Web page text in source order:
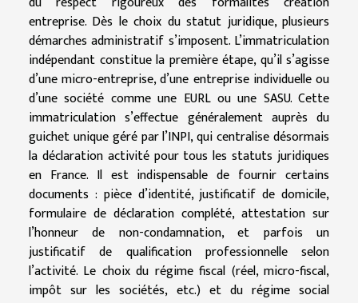
entreprise. Dès le choix du statut juridique, plusieurs
démarches administratif s’imposent. L’immatriculation
indépendant constitue la première étape, qu’il s’agisse
d’une micro-entreprise, d’une entreprise individuelle ou
d’une société comme une EURL ou une SASU. Cette
immatriculation s’effectue généralement auprès du
guichet unique géré par l’INPI, qui centralise désormais
la déclaration activité pour tous les statuts juridiques
en France. Il est indispensable de fournir certains
documents : pièce d’identité, justificatif de domicile,
formulaire de déclaration complété, attestation sur
l’honneur de non-condamnation, et parfois un
justificatif de qualification professionnelle selon
l’activité. Le choix du régime fiscal (réel, micro-fiscal,
impôt sur les sociétés, etc.) et du régime social